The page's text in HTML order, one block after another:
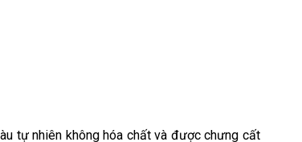
tự nhiên không hóa chất và được chưng cất